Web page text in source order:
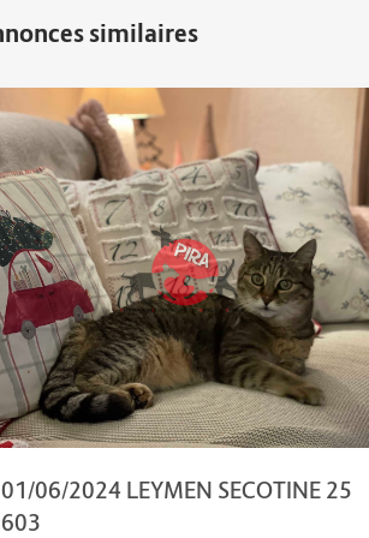
01/06/2024 LEYMEN SECOTINE 25
603